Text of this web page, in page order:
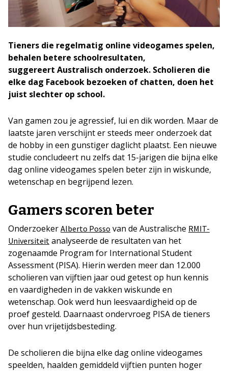
Tieners die regelmatig online videogames spelen,
behalen betere schoolresultaten,
suggereert Australisch onderzoek. Scholieren die
elke dag Facebook bezoeken of chatten, doen het
juist slechter op school.
Van gamen zou je agressief, lui en dik worden. Maar de
laatste jaren verschijnt er steeds meer onderzoek dat
de hobby in een gunstiger daglicht plaatst. Een nieuwe
studie concludeert nu zelfs dat 15-jarigen die bijna elke
dag online videogames spelen beter zijn in wiskunde,
wetenschap en begrijpend lezen.
Gamers scoren beter
Onderzoeker Alberto Posso van de Australische RMIT-
Universiteit analyseerde de resultaten van het
zogenaamde Program for International Student
Assessment (PISA). Hierin werden meer dan 12.000
scholieren van vijftien jaar oud getest op hun kennis
en vaardigheden in de vakken wiskunde en
wetenschap. Ook werd hun leesvaardigheid op de
proef gesteld. Daarnaast ondervroeg PISA de tieners
over hun vrijetijdsbesteding.
De scholieren die bijna elke dag online videogames
speelden, haalden gemiddeld vijftien punten hoger